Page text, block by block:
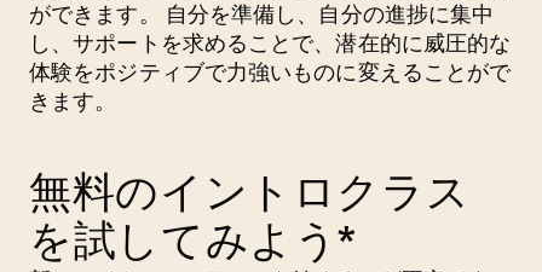
ができます。 自分を準備し、自分の進捗に集中
し、サポートを求めることで、潜在的に威圧的な
体験をポジティブで力強いものに変えることがで
きます。
無料のイントロクラス
を試してみよう*